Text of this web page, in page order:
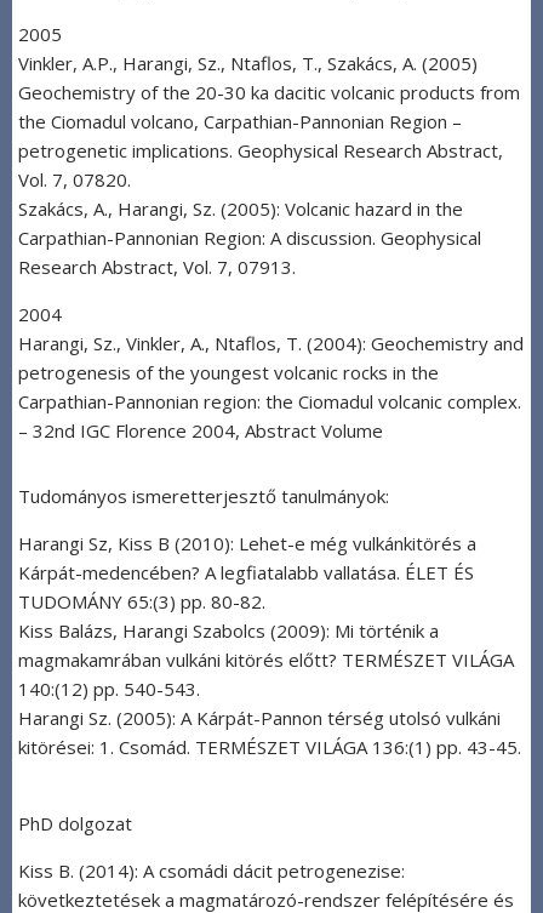
2005
Vinkler, A.P., Harangi, Sz., Ntaflos, T., Szakács, A. (2005)
Geochemistry of the 20-30 ka dacitic volcanic products from
the Ciomadul volcano, Carpathian-Pannonian Region –
petrogenetic implications. Geophysical Research Abstract,
Vol. 7, 07820.
Szakács, A., Harangi, Sz. (2005): Volcanic hazard in the
Carpathian-Pannonian Region: A discussion. Geophysical
Research Abstract, Vol. 7, 07913.
2004
Harangi, Sz., Vinkler, A., Ntaflos, T. (2004): Geochemistry and
petrogenesis of the youngest volcanic rocks in the
Carpathian-Pannonian region: the Ciomadul volcanic complex.
– 32nd IGC Florence 2004, Abstract Volume
Tudományos ismeretterjesztő tanulmányok:
Harangi Sz, Kiss B (2010): Lehet-e még vulkánkitörés a
Kárpát-medencében? A legfiatalabb vallatása. ÉLET ÉS
TUDOMÁNY 65:(3) pp. 80-82.
Kiss Balázs, Harangi Szabolcs (2009): Mi történik a
magmakamrában vulkáni kitörés előtt? TERMÉSZET VILÁGA
140:(12) pp. 540-543.
Harangi Sz. (2005): A Kárpát-Pannon térség utolsó vulkáni
kitörései: 1. Csomád. TERMÉSZET VILÁGA 136:(1) pp. 43-45.
PhD dolgozat
Kiss B. (2014): A csomádi dácit petrogenezise:
következtetések a magmatározó-rendszer felépítésére és